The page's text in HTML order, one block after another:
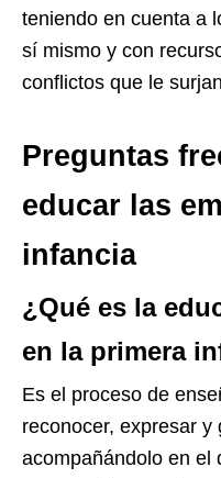
teniendo en cuenta a
sí mismo y con
conflictos que le
Preguntas
educar las
infancia
¿Qué es la
en la primera
Es el proceso de
reconocer, expresar y
acompañándolo en el